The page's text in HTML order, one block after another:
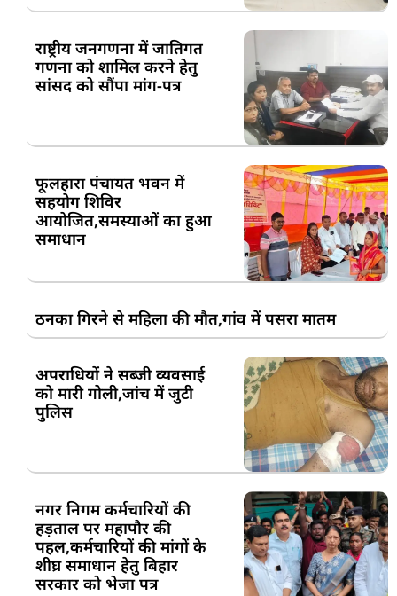
राष्ट्रीय जनगणना में जातिगत
गणना को शामिल करने हेतु
सांसद को सौंपा मांग-पत्र
फूलहारा पंचायत भवन में
सहयोग शिविर
आयोजित,समस्याओं का हुआ
समाधान
ठनका गिरने से महिला की मौत,गांव में पसरा मातम
अपराधियों ने सब्जी व्यवसाई
को मारी गोली,जांच में जुटी
पुलिस
नगर निगम कर्मचारियों की
हड़ताल पर महापौर की
पहल,कर्मचारियों की मांगों के
शीघ्र समाधान हेतु बिहार
सरकार को भेजा पत्र